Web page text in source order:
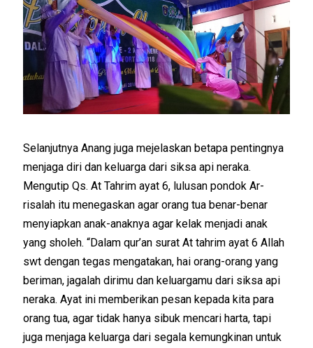
Selanjutnya Anang juga mejelaskan betapa pentingnya
menjaga diri dan keluarga dari siksa api neraka.
Mengutip Qs. At Tahrim ayat 6, lulusan pondok Ar-
risalah itu menegaskan agar orang tua benar-benar
menyiapkan anak-anaknya agar kelak menjadi anak
yang sholeh. “Dalam qur’an surat At tahrim ayat 6 Allah
swt dengan tegas mengatakan, hai orang-orang yang
beriman, jagalah dirimu dan keluargamu dari siksa api
neraka. Ayat ini memberikan pesan kepada kita para
orang tua, agar tidak hanya sibuk mencari harta, tapi
juga menjaga keluarga dari segala kemungkinan untuk